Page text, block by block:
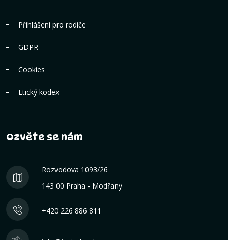
Přihlášení pro rodiče
GDPR
Cookies
Etický kodex
Ozvěte se nám
Rozvodova 1093/26
143 00 Praha ‐ Modřany
+420 226 886 811